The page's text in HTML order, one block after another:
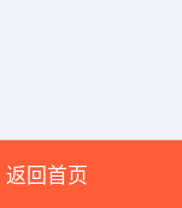
返回首页